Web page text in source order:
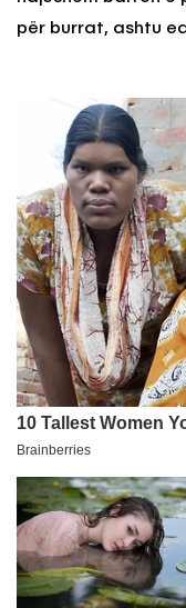
për burrat, ashtu